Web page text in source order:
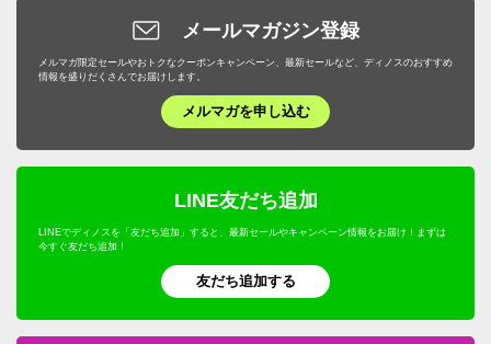
メールマガジン登録
メルマガ限定セールやおトクなクーポンキャンペーン、最新セールなど、ディノスのおすすめ
情報を盛りだくさんでお届けします。
メルマガを申し込む
LINE友だち追加
LINEでディノスを「友だち追加」すると、最新セールやキャンペーン情報をお届け！まずは
今すぐ友だち追加！
友だち追加する